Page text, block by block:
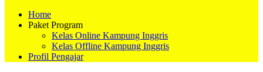
Home
Paket Program
Kelas Online Kampung Inggris
Kelas Offline Kampung Inggris
Profil Pengajar